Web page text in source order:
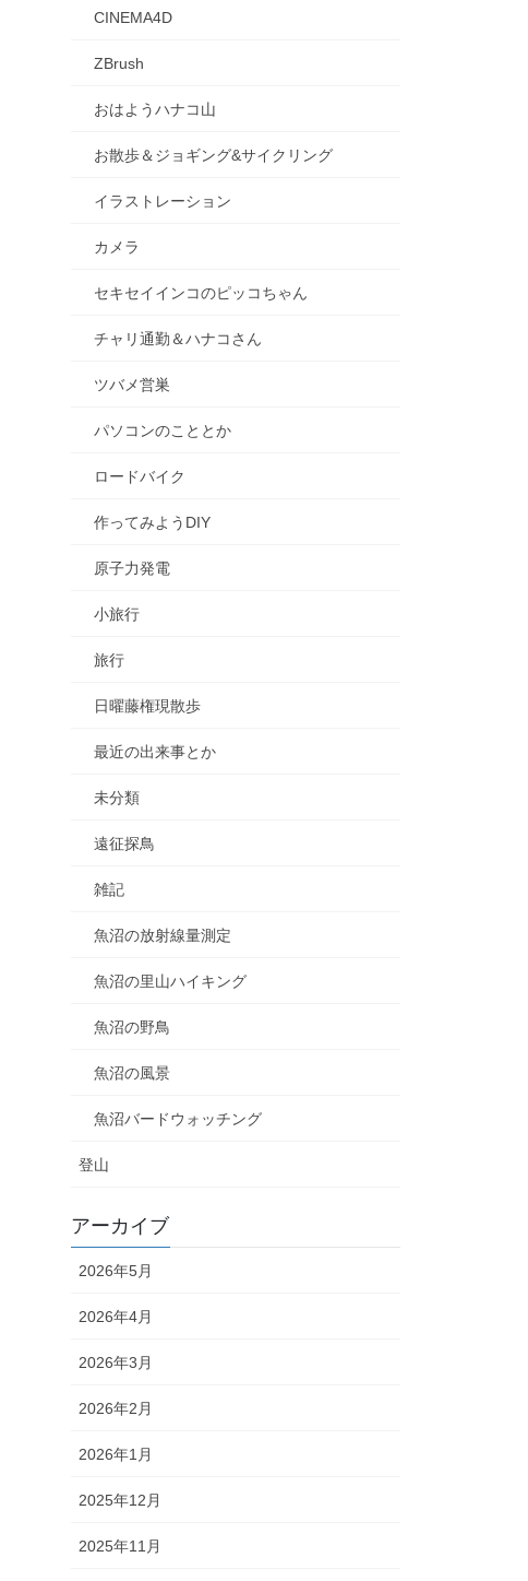
CINEMA4D
ZBrush
おはようハナコ山
お散歩＆ジョギング&サイクリング
イラストレーション
カメラ
セキセイインコのピッコちゃん
チャリ通勤＆ハナコさん
ツバメ営巣
パソコンのこととか
ロードバイク
作ってみようDIY
原子力発電
小旅行
旅行
日曜藤権現散歩
最近の出来事とか
未分類
遠征探鳥
雑記
魚沼の放射線量測定
魚沼の里山ハイキング
魚沼の野鳥
魚沼の風景
魚沼バードウォッチング
登山
アーカイブ
2026年5月
2026年4月
2026年3月
2026年2月
2026年1月
2025年12月
2025年11月